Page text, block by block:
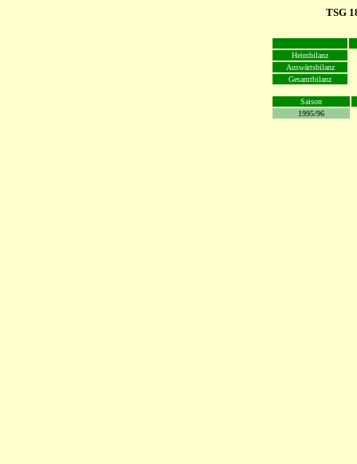
TSG
Heimbilanz
Auswärtsbilanz
Gesamtbilanz
Saison
1995/96